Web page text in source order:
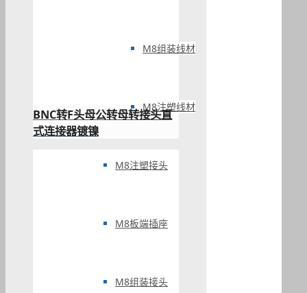
M8组装线材
M8注塑线材
M8注塑接头
M8板端插座
M8组装接头
BNC转F头母公转母转接头直
式连接器镀镍